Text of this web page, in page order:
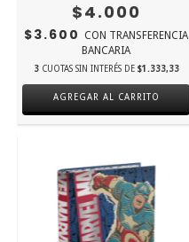
$4.000
$3.600 CON TRANSFERENCIA
BANCARIA
3 CUOTAS SIN INTERÉS DE $1.333,33
AGREGAR AL CARRITO